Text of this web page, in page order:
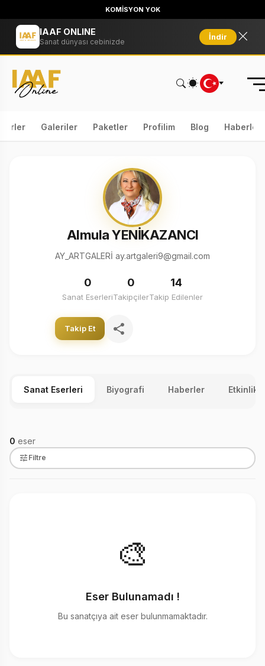
KOMİSYON YOK
IAAF ONLINE
Sanat dünyası cebinizde
İndir
Galeriler Paketler Profilim Blog Haberler
Almula YENİKAZANCI
AY_ARTGALERİ ay.artgaleri9@gmail.com
0
Sanat Eserleri
0
Takipçiler
14
Takip Edilenler
Takip Et
Sanat Eserleri Biyografi Haberler
0 eser
Filtre
🎨
Eser Bulunamadı !
Bu sanatçıya ait eser bulunmamaktadır.